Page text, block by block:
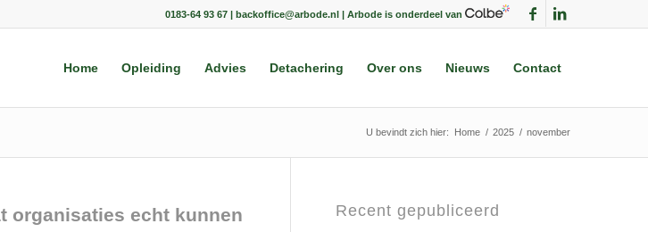
0183-64 93 67 | backoffice@arbode.nl | Arbode is onderdeel van
Home Opleiding Advies Detachering Over ons Nieuws Contact
U bevindt zich hier: Home / 2025 / november
organisaties echt kunnen
Recent gepubliceerd